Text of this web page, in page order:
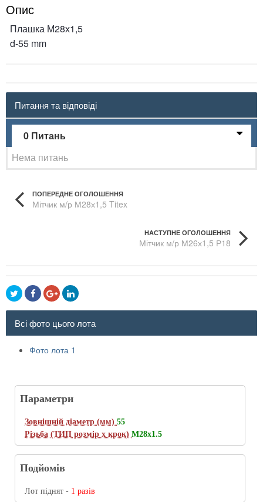
Опис
Плашка М28х1,5
d-55 mm
Питання та відповіді
0 Питань
Нема питань
ПОПЕРЕДНЕ ОГОЛОШЕННЯ
Мітчик м/р М28х1,5 Titex
НАСТУПНЕ ОГОЛОШЕННЯ
Мітчик м/р М26х1,5 Р18
Всі фото цього лота
Фото лота 1
Параметри
Зовнішній діаметр (мм) 55
Різьба (ТИП розмір х крок) M28x1.5
Подйомів
Лот піднят - 1 разів